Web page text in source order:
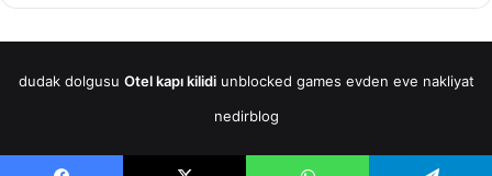
dudak dolgusu Otel kapı kilidi unblocked games evden eve nakliyat
nedirblog